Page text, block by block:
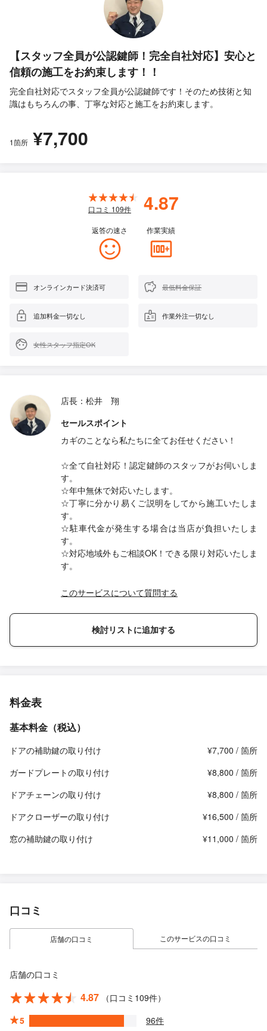
【スタッフ全員が公認鍵師！完全自社対応】安心と
信頼の施工をお約束します！！
完全自社対応でスタッフ全員が公認鍵師です！そのため技術と知
識はもちろんの事、丁寧な対応と施工をお約束します。
1箇所 ¥7,700
口コミ 109件 4.87
返答の速さ 作業実績
オンラインカード決済可 最低料金保証
追加料金一切なし 作業外注一切なし
女性スタッフ指定OK
店長：松井 翔
セールスポイント
カギのことなら私たちに全てお任せください！
☆全て自社対応！認定鍵師のスタッフがお伺いしま
す。
☆年中無休で対応いたします。
☆丁寧に分かり易くご説明をしてから施工いたしま
す。
☆駐車代金が発生する場合は当店が負担いたしま
す。
☆対応地域外もご相談OK！できる限り対応いたしま
す。
このサービスについて質問する
検討リストに追加する
料金表
基本料金（税込）
ドアの補助鍵の取り付け
¥7,700 / 箇所
ガードプレートの取り付け
¥8,800 / 箇所
ドアチェーンの取り付け
¥8,800 / 箇所
ドアクローザーの取り付け
¥16,500 / 箇所
窓の補助鍵の取り付け
¥11,000 / 箇所
口コミ
店舗の口コミ このサービスの口コミ
店舗の口コミ
4.87
（口コミ109件）
5
96件